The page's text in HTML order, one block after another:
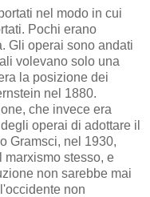
nel modo in cui
Pochi erano
Gli operai sono andati
volevano solo una
la posizione dei
nel 1880.
che invece era
operai di adottare il
Gramsci, nel 1930,
stesso, e
non sarebbe mai
non